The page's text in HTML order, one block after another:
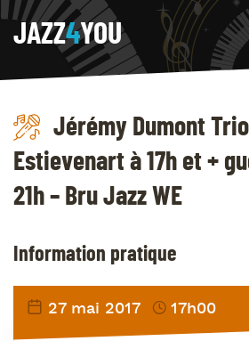
JAZZ4YOU
Jérémy Dumont
Estievenart à 17h et +
21h – Bru Jazz WE
Information pratique
27 mai 2017 17h00